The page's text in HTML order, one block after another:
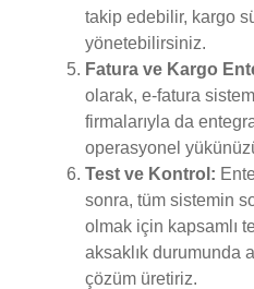
takip edebilir, kargo
yönetebilirsiniz.
Fatura ve Kargo
olarak, e-fatura
firmalarıyla da
operasyonel
Test ve Kontrol:
sonra, tüm sistemin
olmak için kapsamlı
aksaklık durumunda
çözüm üretiriz.